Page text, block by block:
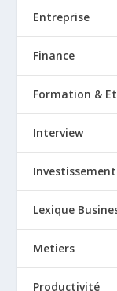
Entreprise
Finance
Formation &
Interview
Lexique
Metiers
Productivité